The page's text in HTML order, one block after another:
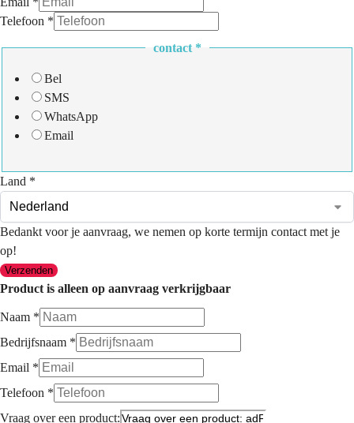
Telefoon *
contact *
Bel
SMS
WhatsApp
Email
Land *
Bedankt voor je aanvraag, we nemen op korte termijn contact met je
op!
Verzenden
Product is alleen op aanvraag verkrijgbaar
Naam *
Bedrijfsnaam *
Email *
Telefoon *
Vraag over een product: